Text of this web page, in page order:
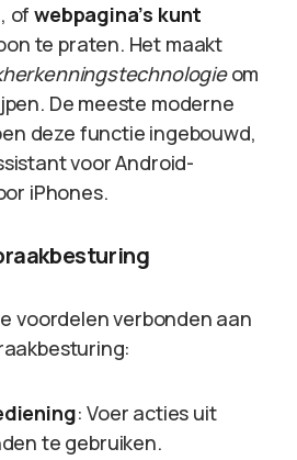
, ofwebpagina’s kunt
te praten. Het maakt
om
De meeste moderne
deze functie ingebouwd,
voor Android-
iPhones.
voordelen verbonden aan
: Voer acties uit
te gebruiken.